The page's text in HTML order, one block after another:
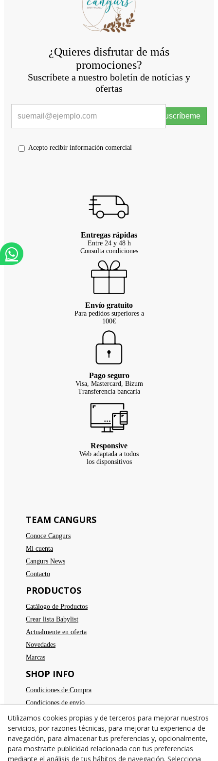
¿Quieres disfrutar de más
promociones?
Suscríbete a nuestro boletín de notícias y
ofertas
Suscríbeme
Acepto recibir información comercial
Entregas rápidas
Entre 24 y 48 h
Consulta condiciones
Envío gratuito
Para pedidos superiores a
100€
Pago seguro
Visa, Mastercard, Bizum
Transferencia bancaria
Responsive
Web adaptada a todos
los disponsitivos
TEAM CANGURS
Conoce Cangurs
Mi cuenta
Cangurs News
Contacto
PRODUCTOS
Catálogo de Productos
Crear lista Babylist
Actualmente en oferta
Novedades
Marcas
SHOP INFO
Condiciones de Compra
Condiciones de envío
Devoluciones
Aviso legal
Política de privacidad
Política de cookies
Utilizamos cookies propias y de terceros para mejorar nuestros
servicios, por razones técnicas, para mejorar tu experiencia de
navegación, para almacenar tus preferencias y, opcionalmente,
para mostrarte publicidad relacionada con tus preferencias
mediante el análisis de tus hábitos de navegación. Selecciona